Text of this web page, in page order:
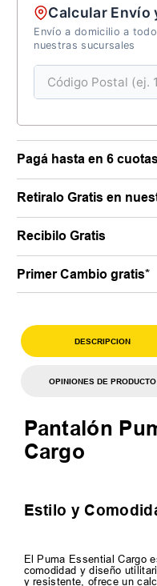
Calcular Envío
Envío a domicilio a
nuestras sucursales
Pagá hasta en 6
Retiralo Gratis en
Recibilo Gratis
Primer Cambio gratis*
DESCRIPCION
OPINIONES DE PRODUCTO
Pantalón
Cargo
Estilo y
El Puma Essential Cargo
comodidad y diseño
y resistente, ofrece un